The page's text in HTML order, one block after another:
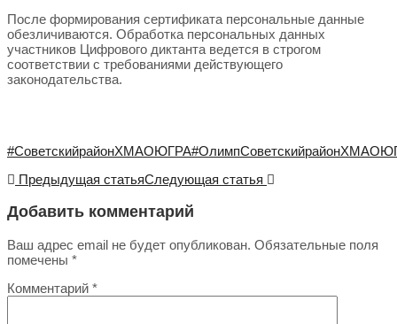
После формирования сертификата персональные данные
обезличиваются. Обработка персональных данных
участников Цифрового диктанта ведется в строгом
соответствии с требованиями действующего
законодательства.
#СоветскийрайонХМАОЮГРА
Предыдущая статьяСледующая статья
Добавить комментарий
Ваш адрес email не будет опубликован. Обязательные поля
помечены *
Комментарий *